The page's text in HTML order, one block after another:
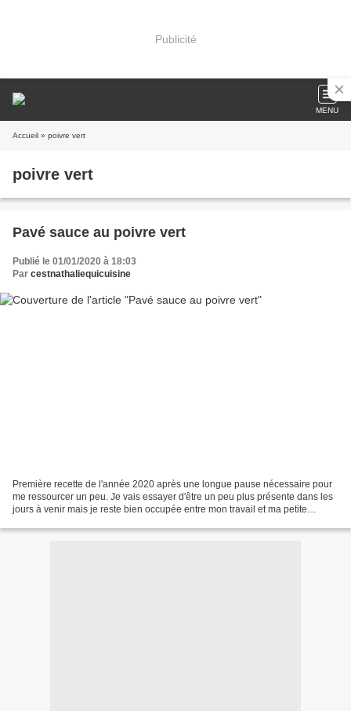
Publicité
MENU
Accueil » poivre vert
poivre vert
Pavé sauce au poivre vert
Publié le 01/01/2020 à 18:03
Par cestnathaliequicuisine
Première recette de l'année 2020 après une longue pause nécessaire pour
me ressourcer un peu. Je vais essayer d'être un peu plus présente dans les
jours à venir mais je reste bien occupée entre mon travail et ma petite